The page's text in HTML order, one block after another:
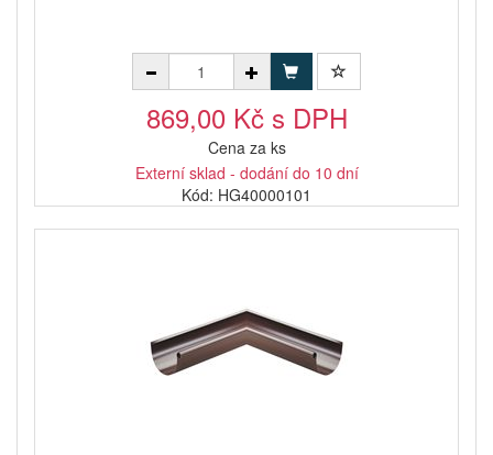
869,00 Kč s DPH
Cena za ks
Externí sklad - dodání do 10 dní
Kód: HG40000101